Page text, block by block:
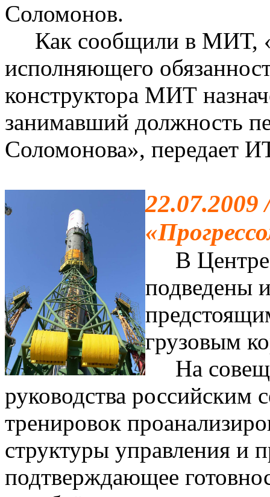
Соломонов.
Как сообщили в МИТ,
исполняющего
конструктора МИТ
занимавший должность
Соломонова», передает
В Центре
подведены
грузовым
На
руководства российским
тренировок
структуры управления и
подтверждающее